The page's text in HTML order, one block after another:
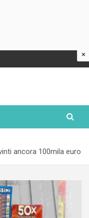
ancora 100mila euro
×